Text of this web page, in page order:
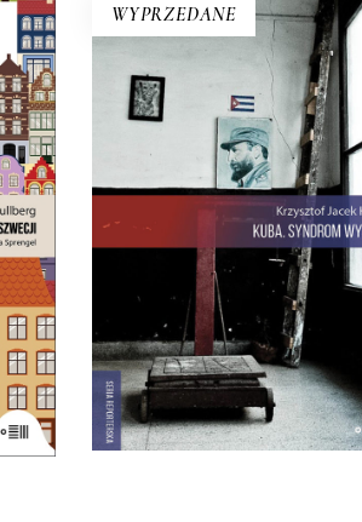
co
WYPRZEDANE
E-BOOK DO
KOSZYKA
KUBA. SYNDROM
Rewolucja i dysydenci,
walczące o podpaski i
Kubańczycy, którzy obrażają
rewolucję szortami i
Jest tu dawna świetność
Hawany, są prosięta
wannach i jest krowa –
rewolucji.
44.00zł 22.00zł